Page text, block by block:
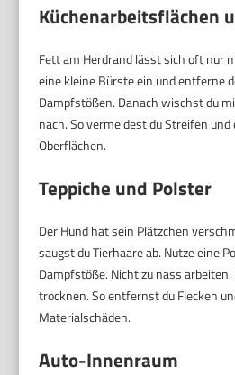
Küchenarbeitsflächen
Fett am Herdrand lässt sich oft nur
eine kleine Bürste ein und entferne
Dampfstößen. Danach wischst du
nach. So vermeidest du Streifen
Oberflächen.
Teppiche und Polster
Der Hund hat sein Plätzchen
saugst du Tierhaare ab. Nutze eine
Dampfstöße. Nicht zu nass
trocknen. So entfernst du Flecken
Materialschäden.
Auto-Innenraum